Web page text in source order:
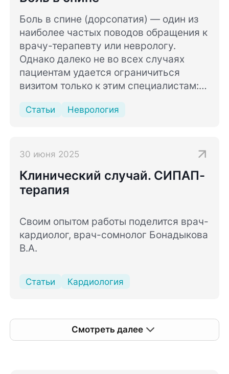
Боль в спине (дорсопатия) — один из
наиболее частых поводов обращения к
врачу-терапевту или неврологу.
Однако далеко не во всех случаях
пациентам удается ограничиться
визитом только к этим специалистам:
спины не всегда связаны только с
В данной статье будут даны ответы на
неврологам и терапевтам: почему
болит спина?
Статьи Неврология
30 июня 2025
Клинический случай. СИПАП-
терапия
Своим опытом работы поделится врач-
кардиолог, врач-сомнолог Бонадыкова
В.А.
Статьи Кардиология
Смотреть далее